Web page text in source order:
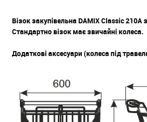
Візок закупівельна DAMIX Classic
Стандартно візок має звичайні колеса.
Додаткові аксесуари (колеса під